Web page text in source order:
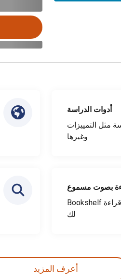
أدوات الدراسة
مثل التمييزات
وغيرها
بصوت مسموع
استمع وانصت أثناء قراءة Bookshelf
لك
أعرف المزيد